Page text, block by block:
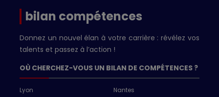
bilan compétences
Donnez un nouvel élan à votre carrière : révélez vos
talents et passez à l’action !
OÙ CHERCHEZ-VOUS UN BILAN DE COMPÉTENCES ?
Lyon
Nantes